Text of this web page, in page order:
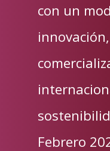
con un
Febrero